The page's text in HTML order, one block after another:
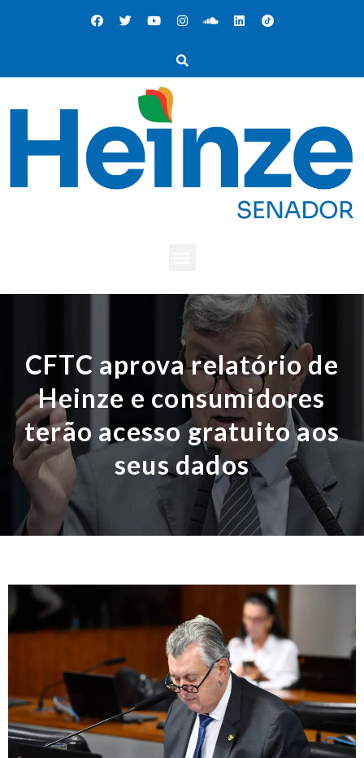
CFTC aprova relatório de
Heinze e consumidores
terão acesso gratuito aos
seus dados